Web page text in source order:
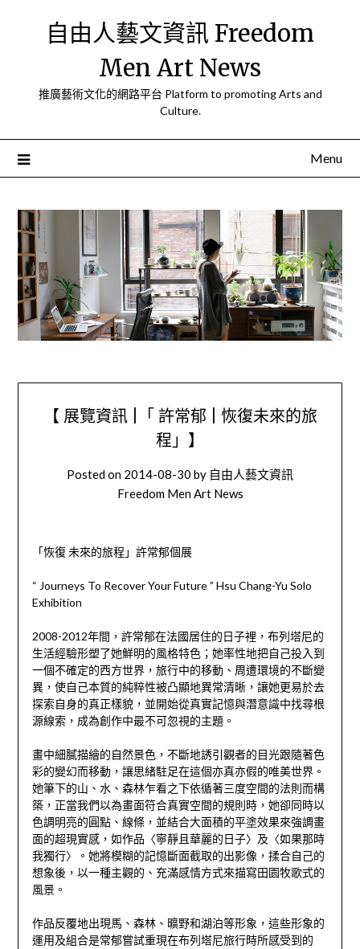
自由人藝文資訊 Freedom
Men Art News
推廣藝術文化的網路平台 Platform to promoting Arts and
Culture.
Menu
【 展覽資訊 |「 許常郁 | 恢復未來的旅
程」】
Posted on 2014-08-30 by 自由人藝文資訊
Freedom Men Art News
「恢復 未來的旅程」許常郁個展
“ Journeys To Recover Your Future ” Hsu Chang-Yu Solo
Exhibition
2008-2012年間，許常郁在法國居住的日子裡，布列塔尼的
生活經驗形塑了她鮮明的風格特色；她率性地把自己投入到
一個不確定的西方世界，旅行中的移動、周遭環境的不斷變
異，使自己本質的純粹性被凸顯地異常清晰，讓她更易於去
探索自身的真正樣貌，並開始從真實記憶與潛意識中找尋根
源線索，成為創作中最不可忽視的主題。
畫中細膩描繪的自然景色，不斷地誘引觀者的目光跟隨著色
彩的變幻而移動，讓思緒駐足在這個亦真亦假的唯美世界。
她筆下的山、水、森林乍看之下依循著三度空間的法則而構
築，正當我們以為畫面符合真實空間的規則時，她卻同時以
色調明亮的圓點、線條，並結合大面積的平塗效果來強調畫
面的超現實感，如作品〈寧靜且華麗的日子〉及〈如果那時
我獨行〉。她將模糊的記憶斷面截取的出影像，揉合自己的
想象後，以一種主觀的、充滿感情方式來描寫田園牧歌式的
風景。
作品反覆地出現馬、森林、曠野和湖泊等形象，這些形象的
運用及組合是常郁嘗試重現在布列塔尼旅行時所感受到的